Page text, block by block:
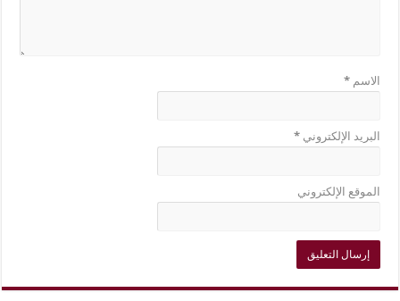
الاسم*
البريد الإلكتروني*
الموقع الإلكتروني